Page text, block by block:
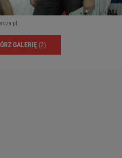
GALERIĘ (2)